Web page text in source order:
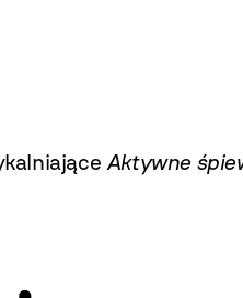
Aktywne